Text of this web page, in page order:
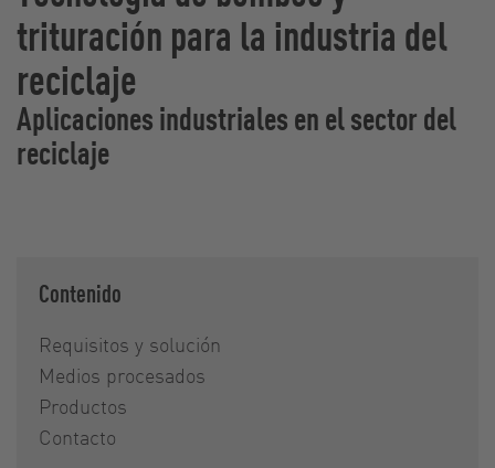
trituración para la industria del
reciclaje
Aplicaciones industriales en el sector del
reciclaje
Contenido
Requisitos y solución
Medios procesados
Productos
Contacto